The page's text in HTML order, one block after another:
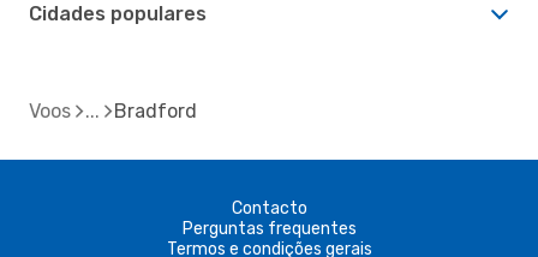
Cidades populares
Voos Bradford
Contacto
Perguntas frequentes
Termos e condições gerais